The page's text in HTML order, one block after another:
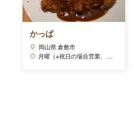
かっぱ
岡山県 倉敷市
月曜（※祝日の場合営業、翌火曜が代休）